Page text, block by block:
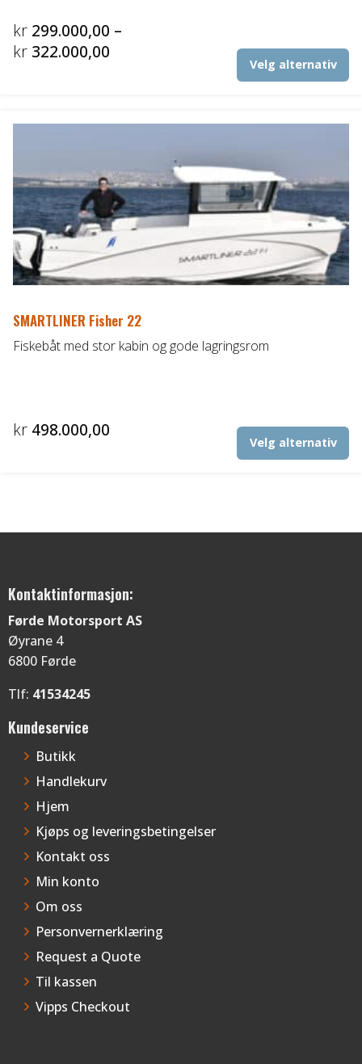
kr 299.000,00 –
kr 322.000,00Prisområde:
Velg alternativ
SMARTLINER Fisher 22
Fiskebåt med stor kabin og gode lagringsrom
kr 498.000,00
Velg alternativ
Kontaktinformasjon:
Førde Motorsport AS
Øyrane 4
6800 Førde
Tlf: 41534245
Kundeservice
Butikk
Handlekurv
Hjem
Kjøps og leveringsbetingelser
Kontakt oss
Min konto
Om oss
Personvernerklæring
Request a Quote
Til kassen
Vipps Checkout